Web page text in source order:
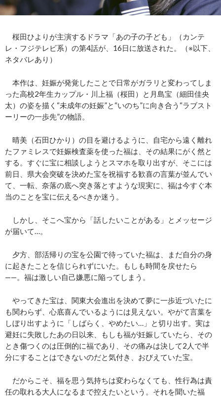
桜田ひよりが主演するドラマ「あの子の子ども」（カンテ
レ・フジテレビ系）の第4話が、16日に放送された。（※以下、
ネタバレあり）
本作は、妊娠が発覚したことで日常がガラリと変わってしま
った高校2年生カップル・川上福（桜田）と月島宝（細田佳央
太）の姿を描く“未成年の妊娠”と“いのち”に向き合う“ラブスト
ーリーの一歩先”の物語。
晴美（石田ひかり）の目を避けるように、自宅から遠く離れ
たファミレスで妊娠検査薬を使った福は、その結果にがく然と
する。すぐに宝に相談しようとスマホを取り出すが、そこには
前日、県大会突破を決めた宝を祝福する歓喜の言葉が並んでい
て、一転、奈落の底へ突き落とすような現実に、福は今すぐ本
当のことを宝に伝えるべきか迷う。
しかし、そこへ宝から「話したいことがある」とメッセージ
が届いて…。
夕方、部活帰りの宝を公園で待っていた福は、まだ自分の身
に起きたことを信じられずにいた。もしも時間を戻せたら
——。福は激しい自己嫌悪に陥ってしまう。
やってきた宝は、関東大会進出を決めて夢に一歩近づいたに
も関わらず、心底喜んでいるようには見えない。やがて言葉を
しぼり出すように「しばらく、やめたい…」と切り出す。実は
避妊に失敗したあの日以来、もしも福が妊娠していたら、その
とき傷つくのは圧倒的に福であり、その痛みは決して2人で半
分にすることはできないのだと気付き、おびえていた宝。
だからこそ、福を思う気持ちは変わらなくても、性行為は責
任の取れる大人になるまで控えたいという。それを聞いた福